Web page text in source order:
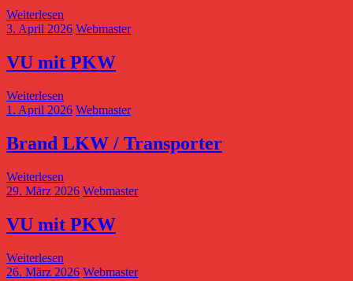
Weiterlesen
3. April 2026 Webmaster
VU mit PKW
Weiterlesen
1. April 2026 Webmaster
Brand LKW / Transporter
Weiterlesen
29. März 2026 Webmaster
VU mit PKW
Weiterlesen
26. März 2026 Webmaster